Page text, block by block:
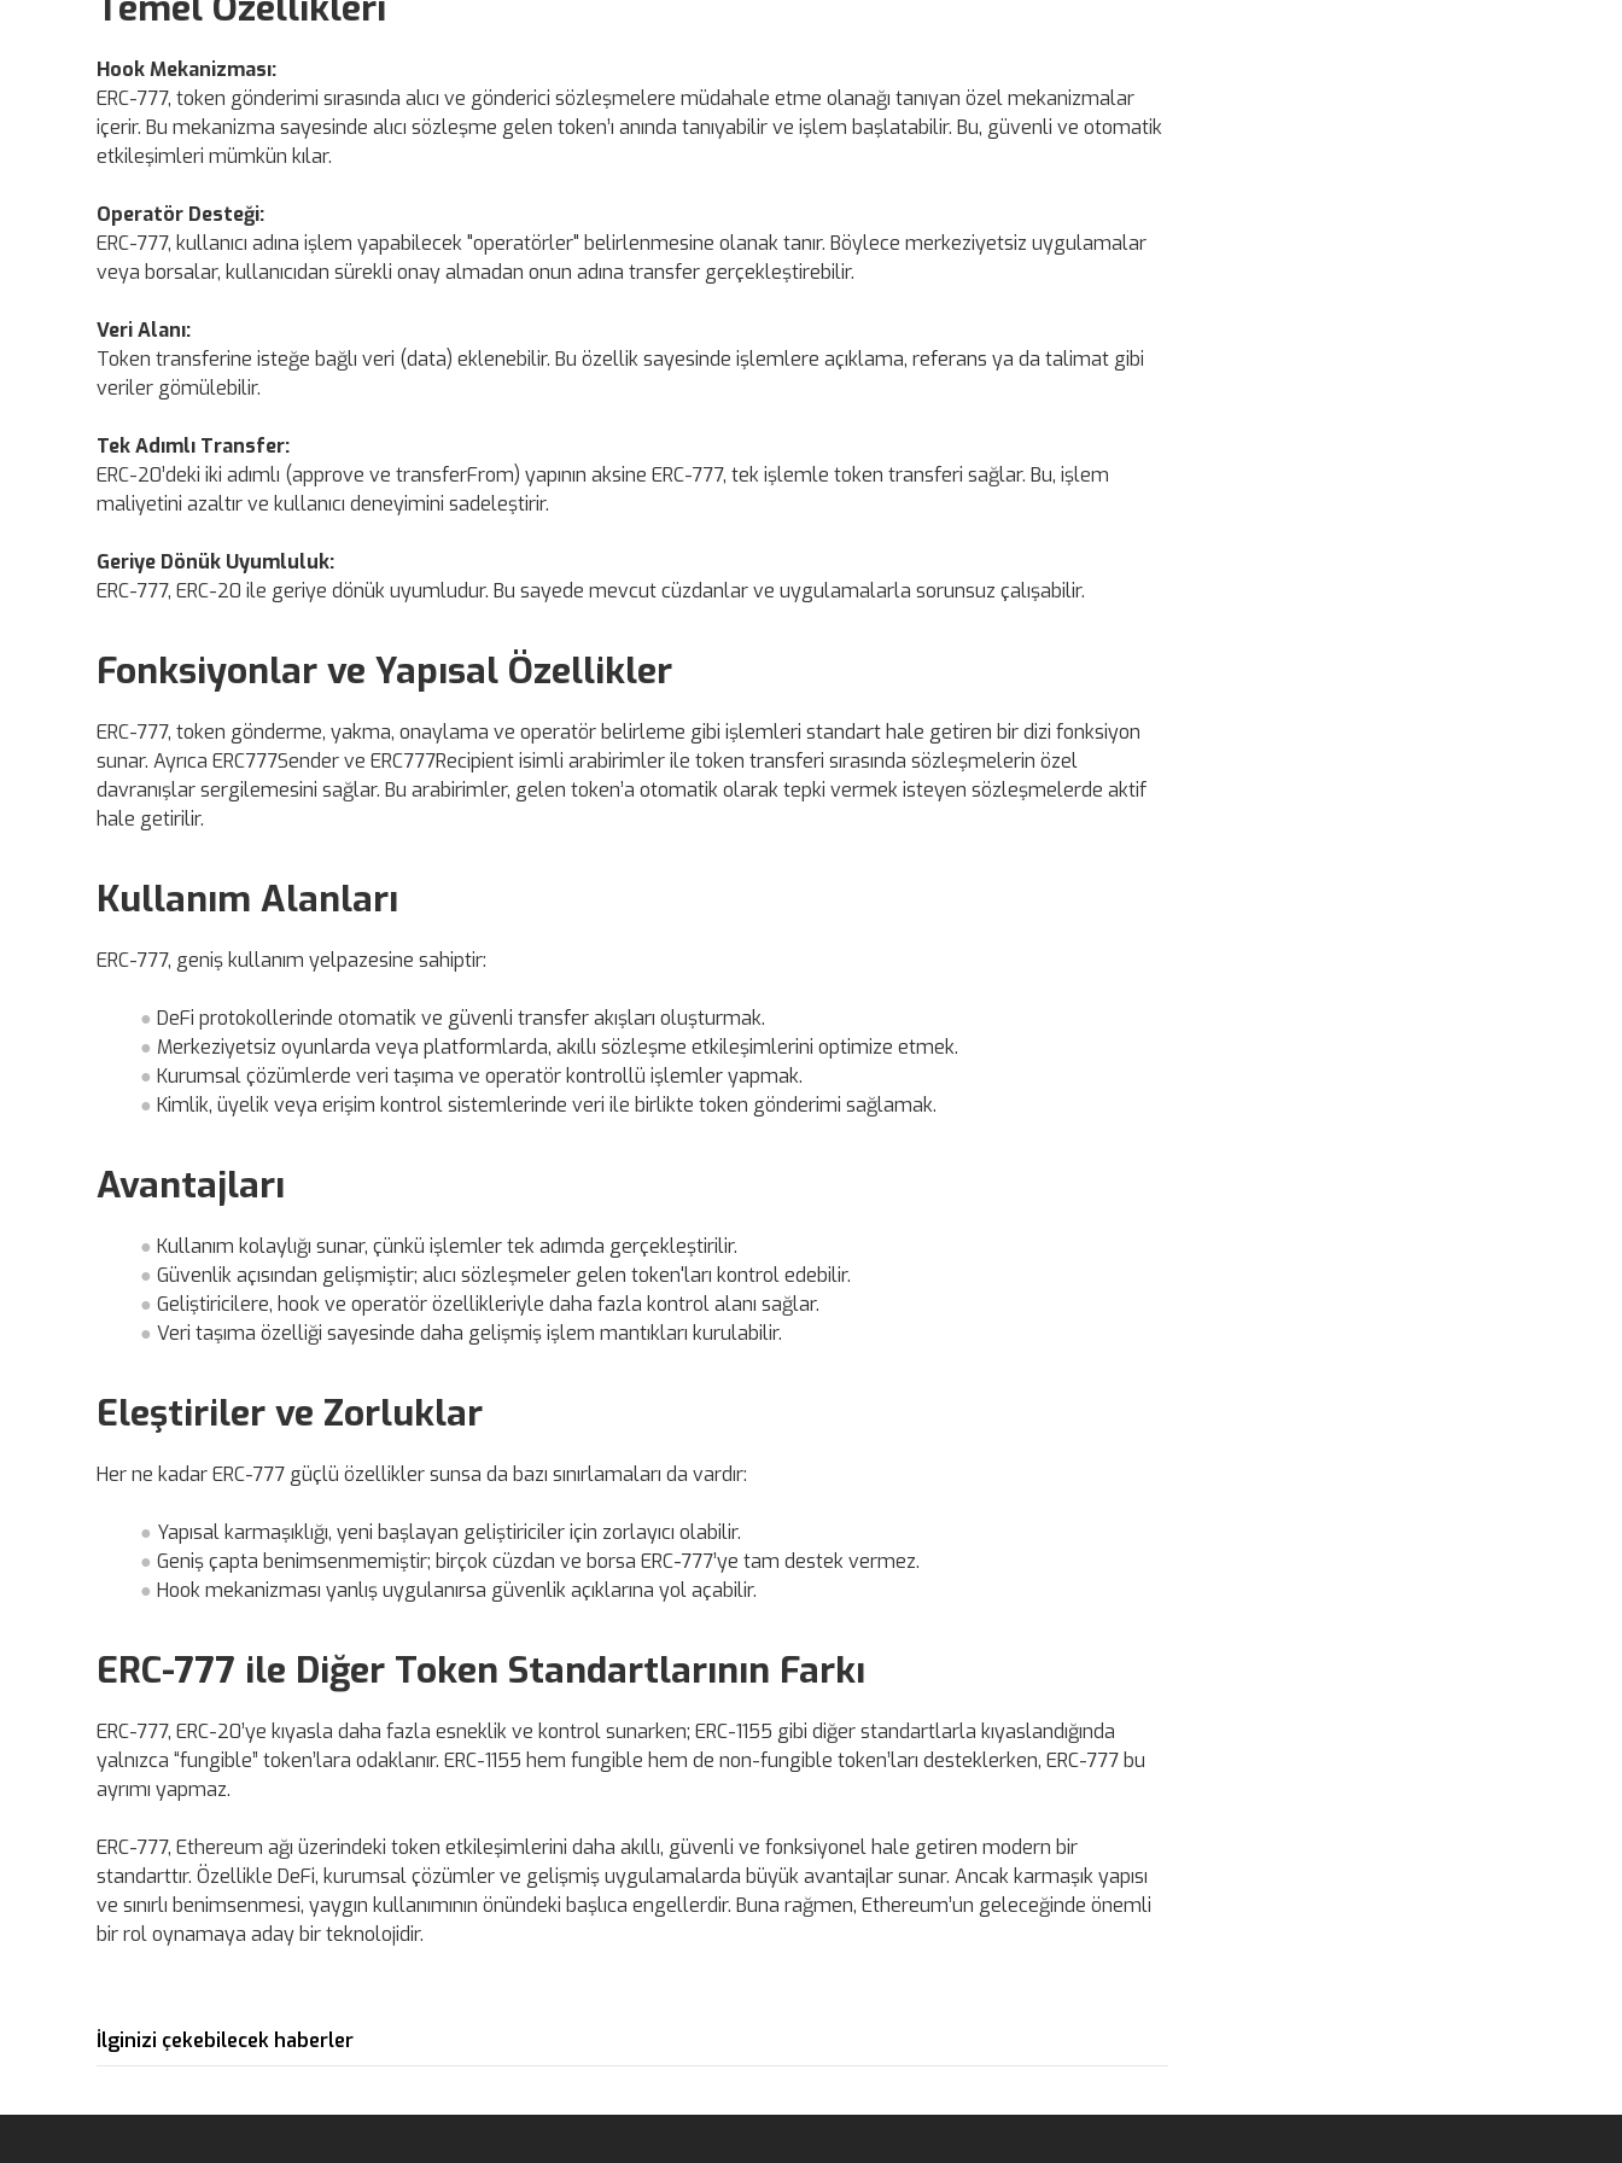
Hook Mekanizması:
ERC-777, token gönderimi sırasında alıcı ve gönderici sözleşmelere müdahale etme olanağı tanıyan özel mekanizmalar
içerir. Bu mekanizma sayesinde alıcı sözleşme gelen token’ı anında tanıyabilir ve işlem başlatabilir. Bu, güvenli ve otomatik
etkileşimleri mümkün kılar.
Operatör Desteği:
ERC-777, kullanıcı adına işlem yapabilecek "operatörler" belirlenmesine olanak tanır. Böylece merkeziyetsiz uygulamalar
veya borsalar, kullanıcıdan sürekli onay almadan onun adına transfer gerçekleştirebilir.
Veri Alanı:
Token transferine isteğe bağlı veri (data) eklenebilir. Bu özellik sayesinde işlemlere açıklama, referans ya da talimat gibi
veriler gömülebilir.
Tek Adımlı Transfer:
ERC-20’deki iki adımlı (approve ve transferFrom) yapının aksine ERC-777, tek işlemle token transferi sağlar. Bu, işlem
maliyetini azaltır ve kullanıcı deneyimini sadeleştirir.
Geriye Dönük Uyumluluk:
ERC-777, ERC-20 ile geriye dönük uyumludur. Bu sayede mevcut cüzdanlar ve uygulamalarla sorunsuz çalışabilir.
Fonksiyonlar ve Yapısal Özellikler
ERC-777, token gönderme, yakma, onaylama ve operatör belirleme gibi işlemleri standart hale getiren bir dizi fonksiyon
sunar. Ayrıca ERC777Sender ve ERC777Recipient isimli arabirimler ile token transferi sırasında sözleşmelerin özel
davranışlar sergilemesini sağlar. Bu arabirimler, gelen token’a otomatik olarak tepki vermek isteyen sözleşmelerde aktif
hale getirilir.
Kullanım Alanları
ERC-777, geniş kullanım yelpazesine sahiptir:
DeFi protokollerinde otomatik ve güvenli transfer akışları oluşturmak.
Merkeziyetsiz oyunlarda veya platformlarda, akıllı sözleşme etkileşimlerini optimize etmek.
Kurumsal çözümlerde veri taşıma ve operatör kontrollü işlemler yapmak.
Kimlik, üyelik veya erişim kontrol sistemlerinde veri ile birlikte token gönderimi sağlamak.
Avantajları
Kullanım kolaylığı sunar, çünkü işlemler tek adımda gerçekleştirilir.
Güvenlik açısından gelişmiştir; alıcı sözleşmeler gelen token'ları kontrol edebilir.
Geliştiricilere, hook ve operatör özellikleriyle daha fazla kontrol alanı sağlar.
Veri taşıma özelliği sayesinde daha gelişmiş işlem mantıkları kurulabilir.
Eleştiriler ve Zorluklar
Her ne kadar ERC-777 güçlü özellikler sunsa da bazı sınırlamaları da vardır:
Yapısal karmaşıklığı, yeni başlayan geliştiriciler için zorlayıcı olabilir.
Geniş çapta benimsenmemiştir; birçok cüzdan ve borsa ERC-777’ye tam destek vermez.
Hook mekanizması yanlış uygulanırsa güvenlik açıklarına yol açabilir.
ERC-777 ile Diğer Token Standartlarının Farkı
ERC-777, ERC-20’ye kıyasla daha fazla esneklik ve kontrol sunarken; ERC-1155 gibi diğer standartlarla kıyaslandığında
yalnızca “fungible” token’lara odaklanır. ERC-1155 hem fungible hem de non-fungible token’ları desteklerken, ERC-777 bu
ayrımı yapmaz.
ERC-777, Ethereum ağı üzerindeki token etkileşimlerini daha akıllı, güvenli ve fonksiyonel hale getiren modern bir
standarttır. Özellikle DeFi, kurumsal çözümler ve gelişmiş uygulamalarda büyük avantajlar sunar. Ancak karmaşık yapısı
ve sınırlı benimsenmesi, yaygın kullanımının önündeki başlıca engellerdir. Buna rağmen, Ethereum’un geleceğinde önemli
bir rol oynamaya aday bir teknolojidir.
İlginizi çekebilecek haberler